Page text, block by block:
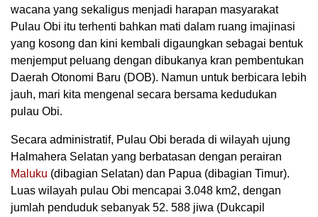
wacana yang sekaligus menjadi harapan masyarakat
Pulau Obi itu terhenti bahkan mati dalam ruang imajinasi
yang kosong dan kini kembali digaungkan sebagai bentuk
menjemput peluang dengan dibukanya kran pembentukan
Daerah Otonomi Baru (DOB). Namun untuk berbicara lebih
jauh, mari kita mengenal secara bersama kedudukan
pulau Obi.
Secara administratif, Pulau Obi berada di wilayah ujung
Halmahera Selatan yang berbatasan dengan perairan
Maluku (dibagian Selatan) dan Papua (dibagian Timur).
Luas wilayah pulau Obi mencapai 3.048 km2, dengan
jumlah penduduk sebanyak 52. 588 jiwa (Dukcapil